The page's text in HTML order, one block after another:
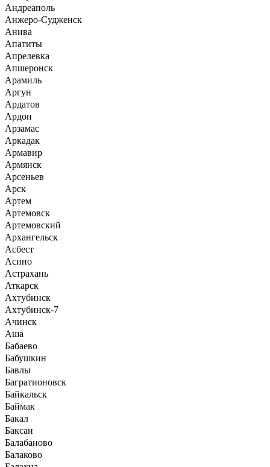
Андреаполь
Анжеро-Судженск
Анива
Апатиты
Апрелевка
Апшеронск
Арамиль
Аргун
Ардатов
Ардон
Арзамас
Аркадак
Армавир
Армянск
Арсеньев
Арск
Артем
Артемовск
Артемовский
Архангельск
Асбест
Асино
Астрахань
Аткарск
Ахтубинск
Ахтубинск-7
Ачинск
Аша
Бабаево
Бабушкин
Бавлы
Багратионовск
Байкальск
Баймак
Бакал
Баксан
Балабаново
Балаково